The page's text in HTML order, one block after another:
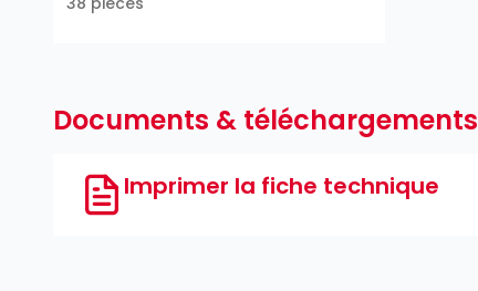
Documents & téléchargements
Imprimer la fiche technique